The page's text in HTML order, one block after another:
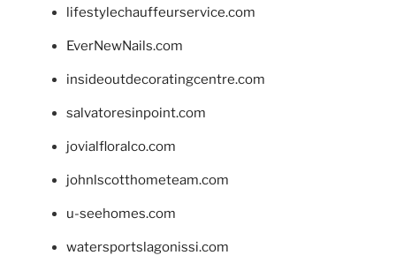
lifestylechauffeurservice.com
EverNewNails.com
insideoutdecoratingcentre.com
salvatoresinpoint.com
jovialfloralco.com
johnlscotthometeam.com
u-seehomes.com
watersportslagonissi.com